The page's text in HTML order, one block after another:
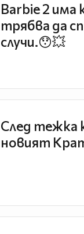
Barbie 2 има
трябва да
случи.😯💥
След тежка
новият